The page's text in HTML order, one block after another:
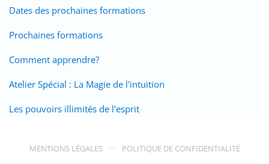
Dates des prochaines formations
Prochaines formations
Comment apprendre?
Atelier Spécial : La Magie de l'intuition
Les pouvoirs illimités de l'esprit
MENTIONS LÉGALES POLITIQUE DE CONFIDENTIALITÉ